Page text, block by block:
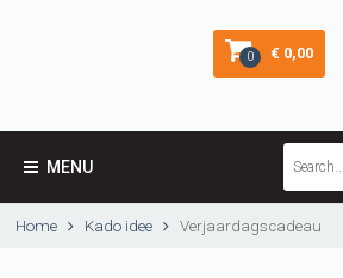
0 € 0,00
MENU
Home Kado idee Verjaardagscadeau